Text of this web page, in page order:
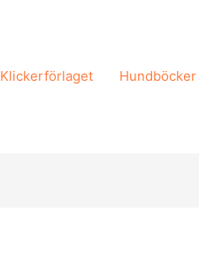
Klickerförlaget Hundböcker